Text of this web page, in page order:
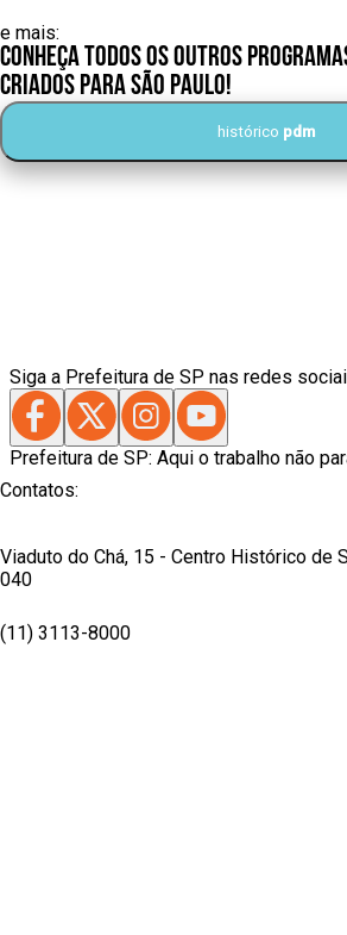
e mais:
Conheça todos os outros
criados para São Paulo!
histórico pdm
Siga a Prefeitura de SP nas redes
Prefeitura de SP: Aqui o trabalho não
Contatos:
Viaduto do Chá, 15 - Centro Histórico de
040
(11) 3113-8000